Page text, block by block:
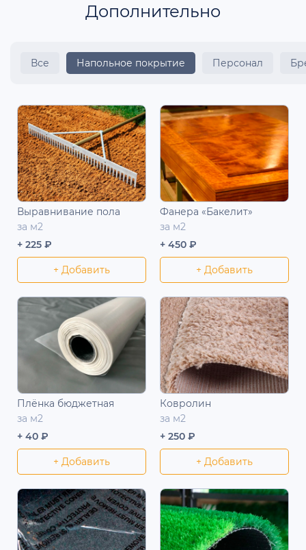
Дополнительно
Все Напольное покрытие Персонал
Выравнивание пола
за м2
+ 225 ₽
+ Добавить
Фанера «Бакелит»
за м2
+ 450 ₽
+ Добавить
Плёнка бюджетная
за м2
+ 40 ₽
+ Добавить
Ковролин
за м2
+ 250 ₽
+ Добавить